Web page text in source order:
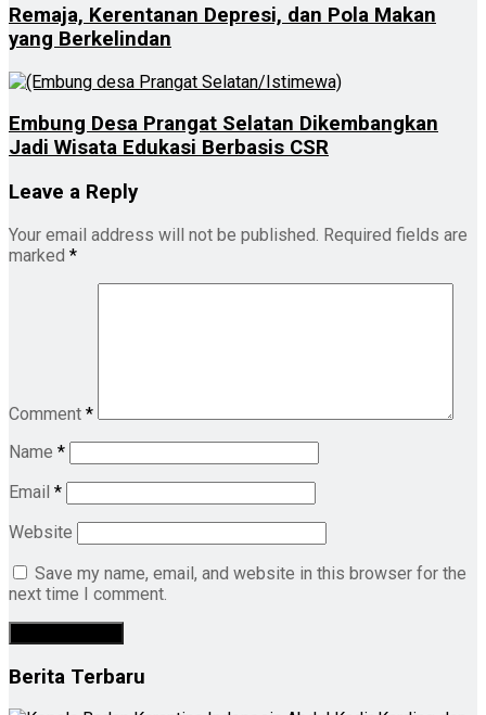
Remaja, Kerentanan Depresi, dan Pola Makan
yang Berkelindan
Embung Desa Prangat Selatan Dikembangkan
Jadi Wisata Edukasi Berbasis CSR
Leave a Reply
Your email address will not be published. Required fields are
marked *
Comment *
Name *
Email *
Website
Save my name, email, and website in this browser for the
next time I comment.
Berita Terbaru